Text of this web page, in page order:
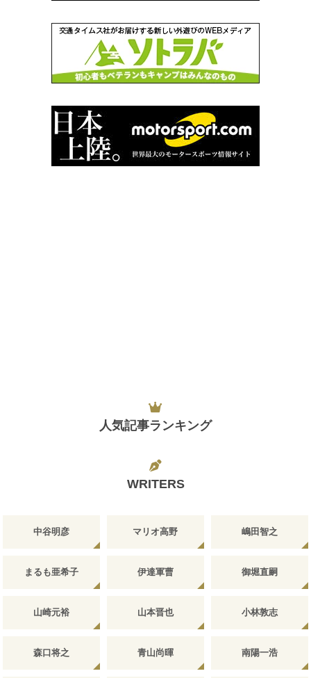
人気記事ランキング
WRITERS
中谷明彦 マリオ高野 嶋田智之
まるも亜希子 伊達軍曹 御堀直嗣
山崎元裕 山本晋也 小林敦志
森口将之 青山尚暉 南陽一浩